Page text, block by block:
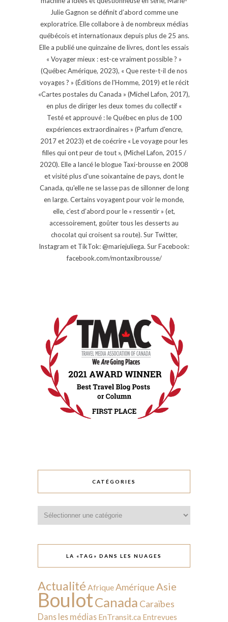
Julie Gagnon se définit d’abord comme une
exploratrice. Elle collabore à de nombreux médias
québécois et internationaux depuis plus de 25 ans.
Elle a publié une quinzaine de livres, dont les essais
« Voyager mieux : est-ce vraiment possible ? »
(Québec Amérique, 2023), « Que reste-t-il de nos
voyages ? » (Éditions de l'Homme, 2019) et le récit
«Cartes postales du Canada » (Michel Lafon, 2017),
en plus de diriger les deux tomes du collectif «
Testé et approuvé : le Québec en plus de 100
expériences extraordinaires » (Parfum d'encre,
2017 et 2023) et de coécrire « Le voyage pour les
filles qui ont peur de tout », (Michel Lafon, 2015 /
2020). Elle a lancé le blogue Taxi-brousse en 2008
et visité plus d'une soixantaine de pays, dont le
Canada, qu'elle ne se lasse pas de sillonner de long
en large. Certains voyagent pour voir le monde,
elle, c’est d’abord pour le « ressentir » (et,
accessoirement, goûter tous les desserts au
chocolat qui croisent sa route). Sur Twitter,
Instagram et TikTok: @mariejuliega. Sur Facebook:
facebook.com/montaxibrousse/
CATÉGORIES
LA «TAG» DANS LES NUAGES
Actualité AfriqueAmérique Asie
BoulotCanada Caraïbes
Dans les médias EnTransit.ca Entrevues